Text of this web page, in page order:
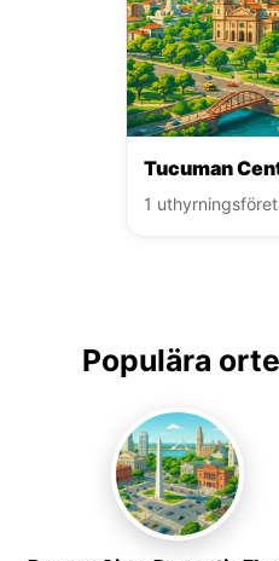
Tucuman
1
Populära